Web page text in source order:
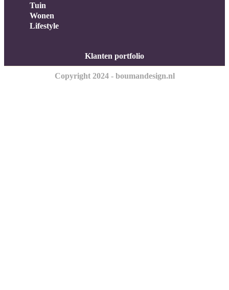
Tuin
Wonen
Lifestyle
Klanten portfolio
Copyright 2024 - boumandesign.nl